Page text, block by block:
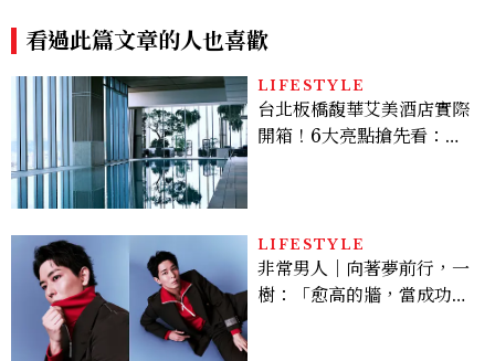
看過此篇文章的人也喜歡
LIFESTYLE
台北板橋馥華艾美酒店實際
開箱！6大亮點搶先看：新
LIFESTYLE
非常男人｜向著夢前行，一
樹：「愈高的牆，當成功爬